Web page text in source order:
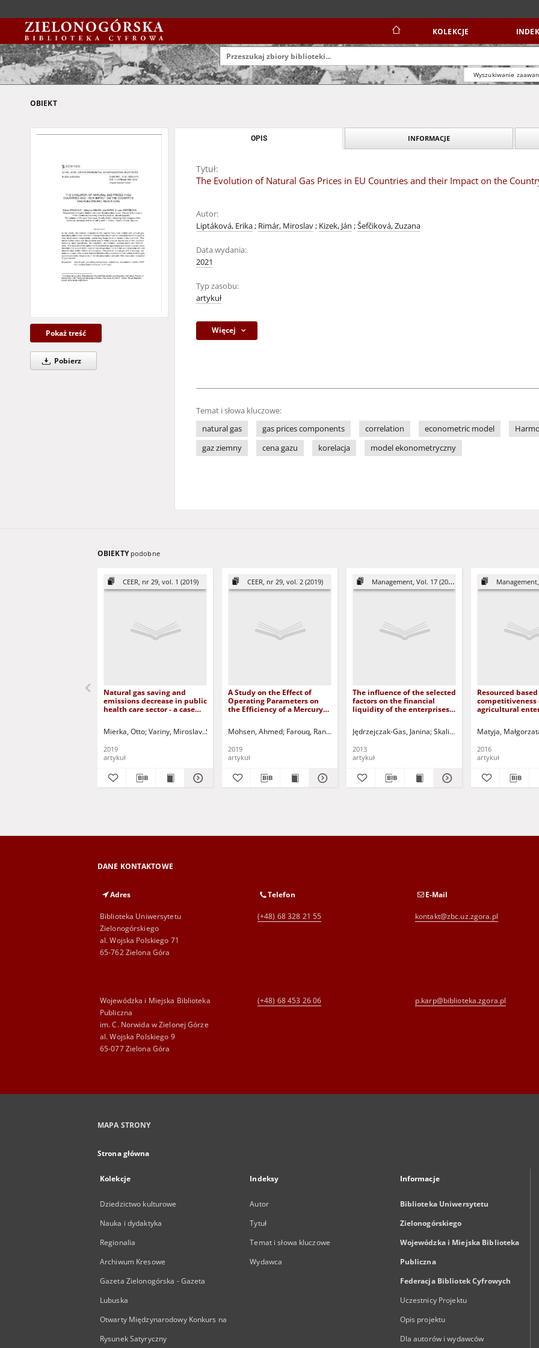
KOLEKCJE
Wyszukiwanie
OBIEKT
Pokaż treść
Pobierz
OPIS INFORMACJE
Tytuł:
The Evolution of Natural Gas Prices in EU Countries and their Impact on the
Autor:
Liptáková, Erika; Rimár, Miroslav; Kizek, Ján ;Šefčiková, Zuzana
Data wydania:
2021
Typ zasobu:
artykuł
Więcej
Temat i słowa kluczowe:
natural gas
gas prices components correlation econometric model
gaz ziemny
cena gazu korelacja model ekonometryczny
OBIEKTY podobne
CEER, nr 29, vol. 1 (2019)
Natural gas saving and
emissions decrease in public
health care sector - a case
redukcja emisji w sektorze
studium przypadku
Mierka, Otto Variny, Miroslav Skalíková, Ingrida Sámel, Peter Kizek, Ján Súth, Róbert Nagy, Karol Kuczyński, Tadeusz - red.
2019
artykuł
CEER, nr 29, vol. 2 (2019)
A Study on the Effect of
Operating Parameters on
the Efficiency of a Mercury
Mohsen, Ahmed Farouq, Rania Farag, Hassan A. Salem, Mostapha Kuczyński, Tadeusz -
2019
artykuł
Management, Vol. 17 (2013)
The influence of the selected
factors on the financial
liquidity of the enterprises
czynników na płynność
notowanych na rynku
NewConnect
Jędrzejczak-Gas, Janina Skalik, Jan - red. Moczulska,
2013
artykuł
Management,
Resourced
competitiveness
agricultural
przedsiębiorstw
Matyja,
2016
artykuł
DANE KONTAKTOWE
Adres
Biblioteka Uniwersytetu
Zielonogórskiego
al. Wojska Polskiego 71
65-762 Zielona Góra
Telefon
(+48) 68 328 21 55
E-Mail
kontakt@zbc.uz.zgora.pl
Wojewódzka i Miejska Biblioteka
Publiczna
im. C. Norwida w Zielonej Górze
al. Wojska Polskiego 9
65-077 Zielona Góra
(+48) 68 453 26 06 p.karp@biblioteka.zgora.pl
MAPA STRONY
Strona główna
Kolekcje
Dziedzictwo kulturowe
Nauka i dydaktyka
Regionalia
Archiwum Kresowe
Gazeta Zielonogórska - Gazeta
Lubuska
Otwarty Międzynarodowy Konkurs na
Rysunek Satyryczny
Indeksy
Autor
Tytuł
Temat i słowa kluczowe
Wydawca
Informacje
Biblioteka Uniwersytetu
Zielonogórskiego
Wojewódzka i Miejska Biblioteka
Publiczna
Federacja Bibliotek Cyfrowych
Uczestnicy Projektu
Opis projektu
Dla autorów i wydawców